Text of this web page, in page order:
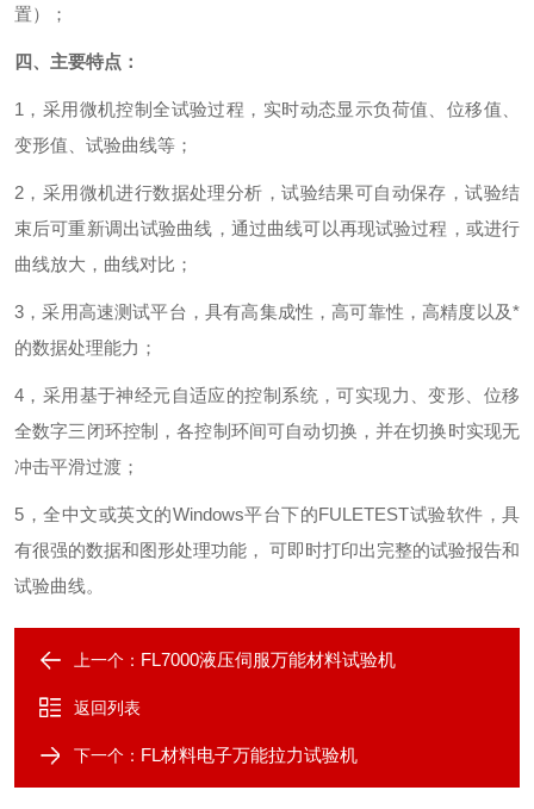
置）
；
四、主要特点：
1，采用微机控制全试验过程，实时动态显示负荷值、位移值、
变形值、试验曲线等；
2，采用微机进行数据处理分析，试验结果可自动保存，试验结
束后可重新调出试验曲线，通过曲线可以再现试验过程，或进行
曲线放大，曲线对比；
3，采用高速测试平台，具有高集成性，高可靠性，高精度以及*
的数据处理能力；
4，采用基于神经元自适应的控制系统，可实现力、变形、位移
全数字三闭环控制，各控制环间可自动切换，并在切换时实现无
冲击平滑过渡；
5，全中文或英文的Windows平台下的FULETEST试验软件，具
有很强的数据和图形处理功能， 可即时打印出完整的试验报告和
试验曲线。
上一个： FL7000液压伺服万能材料试验机
返回列表
下一个： FL材料电子万能拉力试验机